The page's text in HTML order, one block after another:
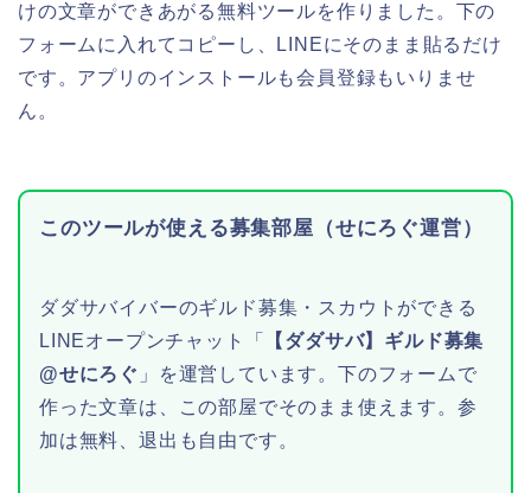
けの文章ができあがる無料ツールを作りました。下の
フォームに入れてコピーし、LINEにそのまま貼るだけ
です。アプリのインストールも会員登録もいりませ
ん。
このツールが使える募集部屋（せにろぐ運営）
ダダサバイバーのギルド募集・スカウトができる
LINEオープンチャット「
【ダダサバ】ギルド募集
@せにろぐ 」を運営しています。下のフォームで
作った文章は、この部屋でそのまま使えます。参
加は無料、退出も自由です。